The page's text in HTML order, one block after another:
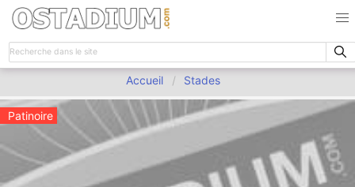
Accueil Stades
Patinoire